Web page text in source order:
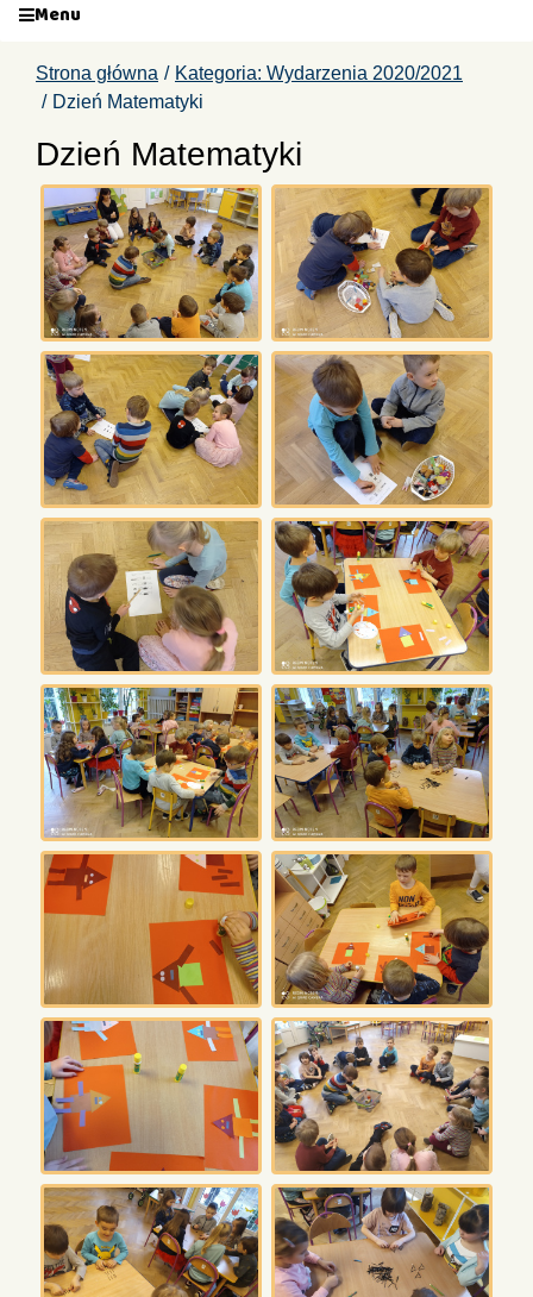
Menu
Strona główna
Kategoria: Wydarzenia 2020/2021
Dzień Matematyki
Dzień Matematyki